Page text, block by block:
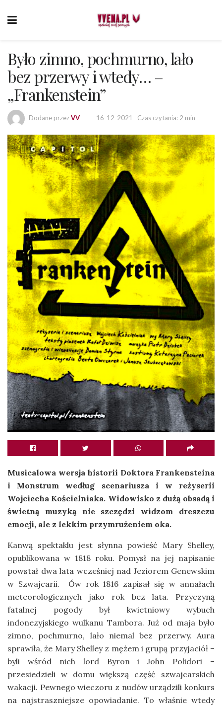
Było zimno, pochmurno, lało
bez przerwy i wtedy… –
„Frankenstein”
Dodane przezVV 16-12-2021 Czas czytania: 2 min
Musicalowa wersja historii Doktora Frankensteina
i Monstrum według scenariusza i w reżyserii
Wojciecha Kościelniaka. Widowisko z dużą obsadą i
świetną muzyką nie szczędzi widzom dreszczu
emocji, ale z lekkim przymrużeniem oka.
Kanwą spektaklu jest słynna powieść Mary Shelley,
opublikowana w 1818 roku. Pomysł na jej napisanie
powstał dwa lata wcześniej nad Jeziorem Genewskim
w Szwajcarii. Ów rok 1816 zapisał się w annałach
meteorologicznych jako rok bez lata. Przyczyną
fatalnej pogody był kwietniowy wybuch
indonezyjskiego wulkanu Tambora. Już od maja było
zimno, pochmurno, lało niemal bez przerwy. Aura
sprawiła, że Mary Shelley z mężem i grupą przyjaciół –
byli wśród nich lord Byron i John Polidori –
przesiedzieli w domu większą część szwajcarskich
wakacji. Pewnego wieczoru z nudów urządzili konkurs
na najstraszniejsze opowiadanie. To właśnie wtedy